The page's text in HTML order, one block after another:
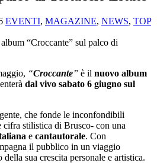
EVENTI, MAGAZINE, NEWS, TOP
“Croccante” è il nuovo album
dal vivo sabato 6 giugno sul
che fonde le inconfondibili
cifra stilistica di Brusco- con una
e cantautorale. Con
il pubblico in un viaggio
sua crescita personale e artistica.